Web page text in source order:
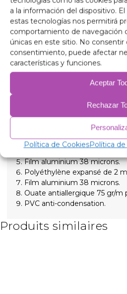
a la información del dispositivo.
estas tecnologías nos permitirá
comportamiento de navegación
únicas en este sitio. No consentir
consentimiento, puede afectar
características y funciones.
Aceptar
Rechazar
Política de CookiesPolítica de
Isolation thermique et
couches, adaptée pour
élevées et basses pour un plus
et offrir une obscurité
reposantes, maintenue en
vissées à haute aspiration
simplifier l'installation.
Aluminium 90 microns, anti-
aux rayures.
Polyéthylène expansé de 2
Film aluminium 38 microns,
Polyéthylène expansé de 2
Film aluminium 38 microns.
Polyéthylène expansé de 2
Film aluminium 38 microns.
Ouate antiallergique 75 gr/m
PVC anti-condensation.
Produits similaires